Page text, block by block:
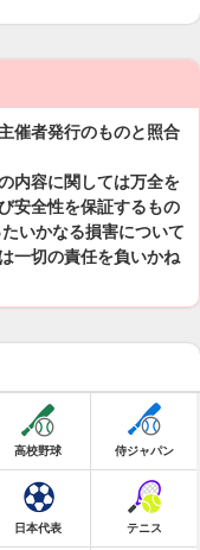
催者発行のものと照合
内容に関しては万全を
安全性を保証するもの
いかなる損害について
一切の責任を負いかね
高校野球 侍ジャパン
日本代表 テニス